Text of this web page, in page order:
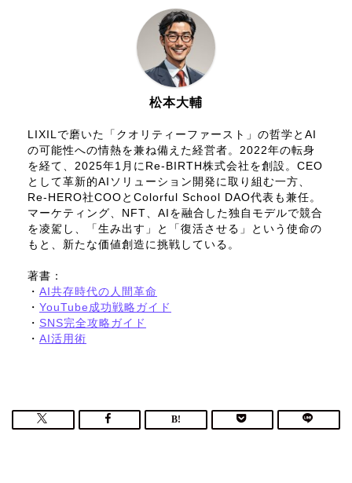
松本大輔
LIXILで磨いた「クオリティーファースト」の哲学とAI
の可能性への情熱を兼ね備えた経営者。2022年の転身
を経て、2025年1月にRe-BIRTH株式会社を創設。CEO
として革新的AIソリューション開発に取り組む一方、
Re-HERO社COOとColorful School DAO代表も兼任。
マーケティング、NFT、AIを融合した独自モデルで競合
を凌駕し、「生み出す」と「復活させる」という使命の
もと、新たな価値創造に挑戦している。
著書：
・ AI共存時代の人間革命
・ YouTube成功戦略ガイド
・ SNS完全攻略ガイド
・ AI活用術